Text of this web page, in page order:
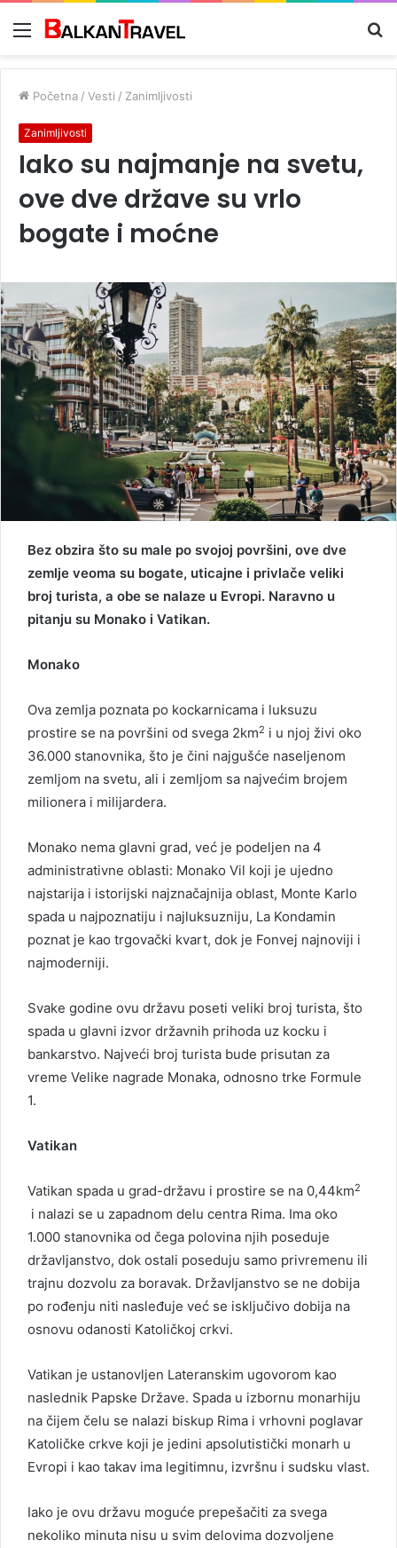
Meni
Početna / Vesti / Zanimljivosti
Zanimljivosti
Iako su najmanje na svetu,
ove dve države su vrlo
bogate i moćne
Bez obzira što su male po svojoj površini, ove dve
zemlje veoma su bogate, uticajne i privlače veliki
broj turista, a obe se nalaze u Evropi. Naravno u
pitanju su Monako i Vatikan.
Monako
Ova zemlja poznata po kockarnicama i luksuzu
prostire se na površini od svega 2km2 i u njoj živi oko
36.000 stanovnika, što je čini najgušće naseljenom
zemljom na svetu, ali i zemljom sa najvećim brojem
milionera i milijardera.
Monako nema glavni grad, već je podeljen na 4
administrativne oblasti: Monako Vil koji je ujedno
najstarija i istorijski najznačajnija oblast, Monte Karlo
spada u najpoznatiju i najluksuzniju, La Kondamin
poznat je kao trgovački kvart, dok je Fonvej najnoviji i
najmoderniji.
Svake godine ovu državu poseti veliki broj turista, što
spada u glavni izvor državnih prihoda uz kocku i
bankarstvo. Najveći broj turista bude prisutan za
vreme Velike nagrade Monaka, odnosno trke Formule
1.
Vatikan
Vatikan spada u grad-državu i prostire se na 0,44km2
i nalazi se u zapadnom delu centra Rima. Ima oko
1.000 stanovnika od čega polovina njih poseduje
državljanstvo, dok ostali poseduju samo privremenu ili
trajnu dozvolu za boravak. Državljanstvo se ne dobija
po rođenju niti nasleđuje već se isključivo dobija na
osnovu odanosti Katoličkoj crkvi.
Vatikan je ustanovljen Lateranskim ugovorom kao
naslednik Papske Države. Spada u izbornu monarhiju
na čijem čelu se nalazi biskup Rima i vrhovni poglavar
Katoličke crkve koji je jedini apsolutistički monarh u
Evropi i kao takav ima legitimnu, izvršnu i sudsku vlast.
Iako je ovu državu moguće prepešačiti za svega
nekoliko minuta nisu u svim delovima dozvoljene